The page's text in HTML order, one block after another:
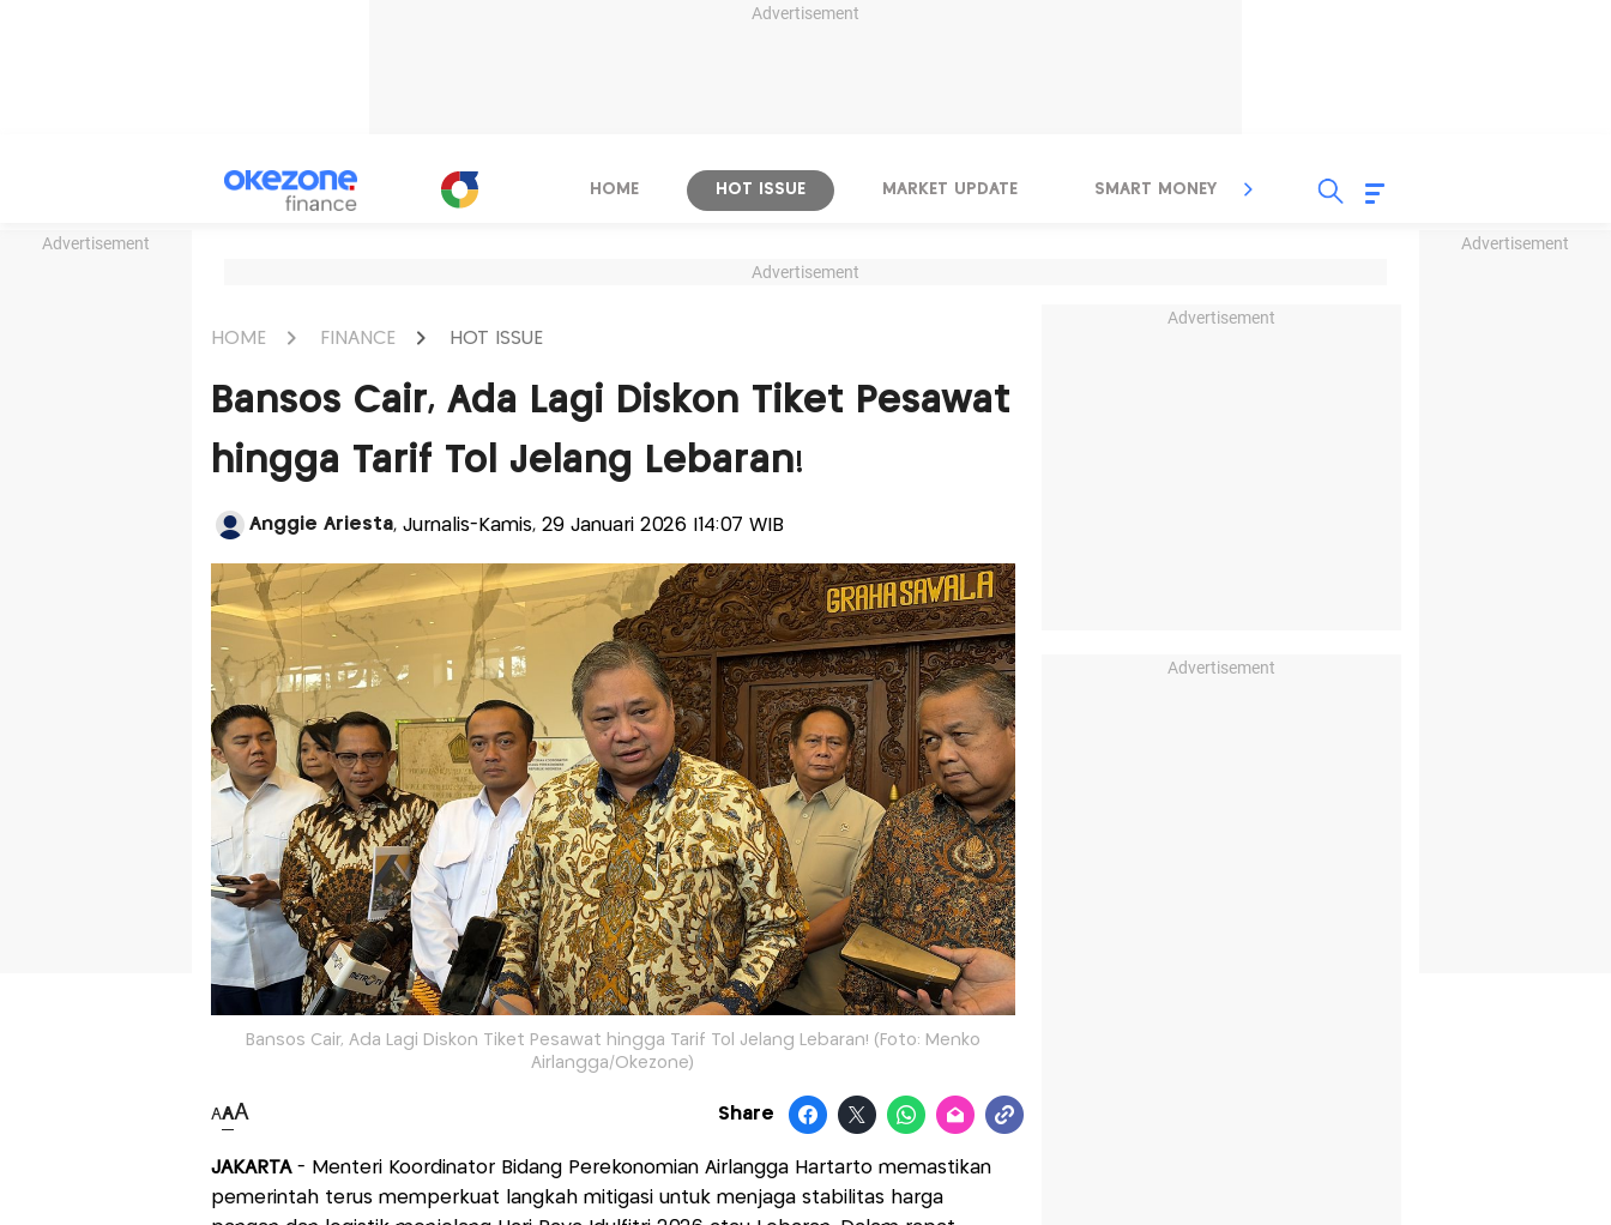
Advertisement
Advertisement Advertisement
HOME HOT ISSUE MARKET UPDATE SMART MONEY INSPIRASI BISNIS
Advertisement
HOME FINANCE HOT ISSUE
Bansos Cair, Ada Lagi Diskon Tiket Pesawat
hingga Tarif Tol Jelang Lebaran!
Anggie Ariesta, Jurnalis-Kamis, 29 Januari 2026 |14:07 WIB
Bansos Cair, Ada Lagi Diskon Tiket Pesawat hingga Tarif Tol Jelang Lebaran! (Foto: Menko
Airlangga/Okezone)
AAA Share
JAKARTA- Menteri Koordinator Bidang Perekonomian Airlangga Hartarto memastikan
pemerintah terus memperkuat langkah mitigasi untuk menjaga stabilitas harga
Advertisement
Advertisement